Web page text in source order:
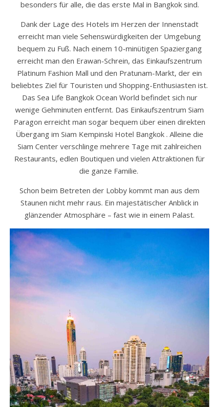
besonders für alle, die das erste Mal in Bangkok sind.
Dank der Lage des Hotels im Herzen der Innenstadt
erreicht man viele Sehenswürdigkeiten der Umgebung
bequem zu Fuß. Nach einem 10-minütigen Spaziergang
erreicht man den Erawan-Schrein, das Einkaufszentrum
Platinum Fashion Mall und den Pratunam-Markt, der ein
beliebtes Ziel für Touristen und Shopping-Enthusiasten ist.
Das Sea Life Bangkok Ocean World befindet sich nur
wenige Gehminuten entfernt. Das Einkaufszentrum Siam
Paragon erreicht man sogar bequem über einen direkten
Übergang im Siam Kempinski Hotel Bangkok . Alleine die
Siam Center verschlinge mehrere Tage mit zahlreichen
Restaurants, edlen Boutiquen und vielen Attraktionen für
die ganze Familie.
Schon beim Betreten der Lobby kommt man aus dem
Staunen nicht mehr raus. Ein majestätischer Anblick in
glänzender Atmosphäre – fast wie in einem Palast.